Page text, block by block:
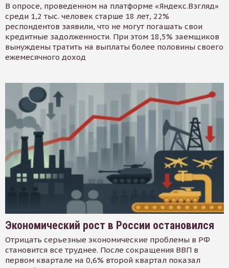
В опросе, проведенном на платформе «Яндекс.Взгляд»
среди 1,2 тыс. человек старше 18 лет, 22%
респондентов заявили, что не могут погашать свои
кредитные задолженности. При этом 18,5% заемщиков
вынуждены тратить на выплаты более половины своего
ежемесячного доход
Экономический рост в России остановился
Отрицать серьезные экономические проблемы в РФ
становится все труднее. После сокращения ВВП в
первом квартале на 0,6% второй квартал показал